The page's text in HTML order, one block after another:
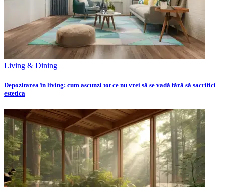
Living & Dining
Depozitarea în living: cum ascunzi tot ce nu vrei să se vadă fără să sacrifici
estetica